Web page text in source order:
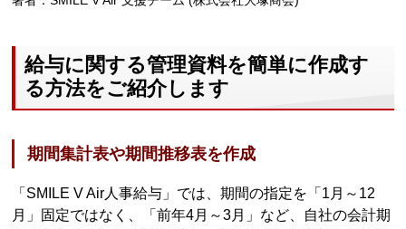
給与に関する管理資料を簡単に作成す
る方法をご紹介します
期間集計表や期間推移表を作成
「SMILE V Air人事給与」では、期間の指定を「1月～12
月」固定ではなく、「前年4月～3月」など、自社の会計期